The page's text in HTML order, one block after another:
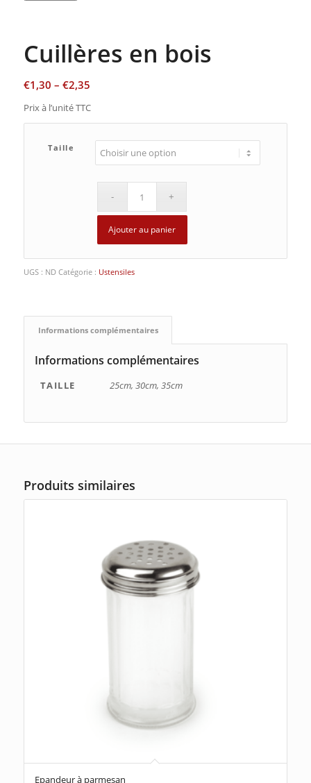
Cuillères en bois
€1,30 – €2,35
Prix à l’unité TTC
Taille
Ajouter au panier
UGS : ND Catégorie : Ustensiles
Informations complémentaires
Informations complémentaires
TAILLE 25cm, 30cm, 35cm
Produits similaires
Epandeur à parmesan